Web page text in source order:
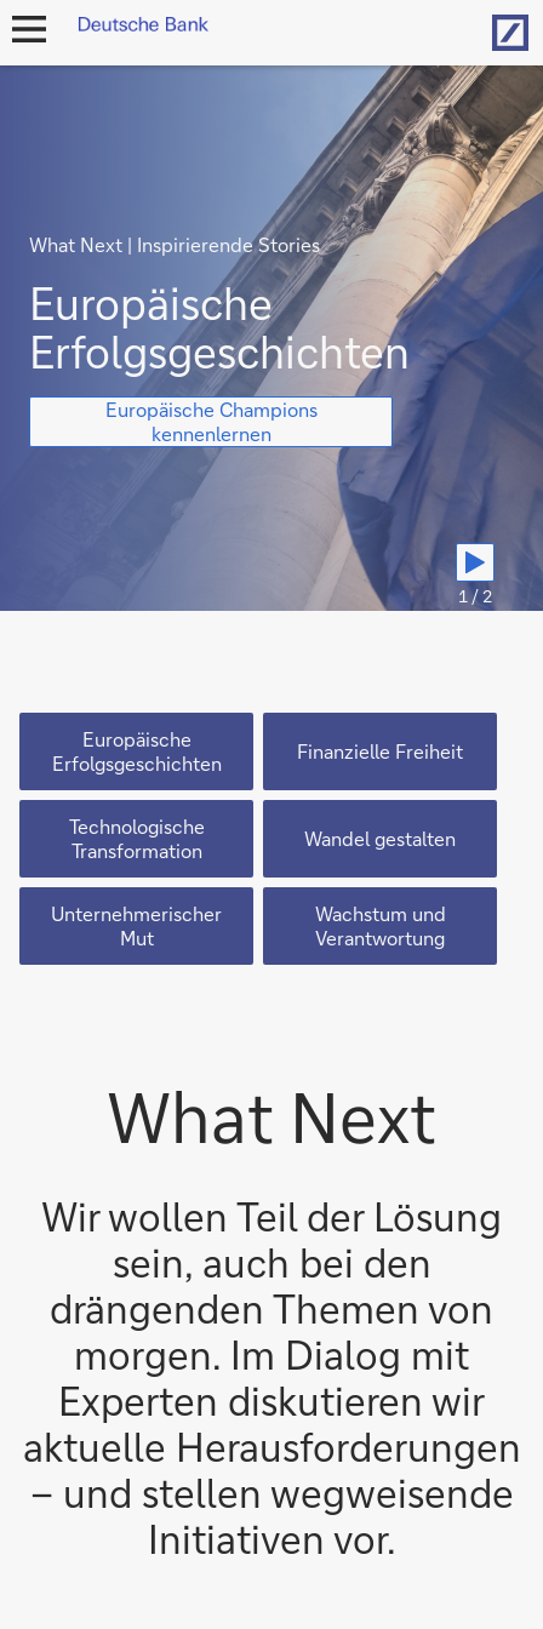
Navigation
What Next | Inspirierende Stories
Europäische
Erfolgsgeschichten
Europäische
Erfolgsgeschichten
Europäische Champions
kennenlernen
1 / 2
Europäische
Erfolgsgeschichten
Finanzielle Freiheit
Technologische
Transformation
Wandel gestalten
Unternehmerischer
Mut
Wachstum und
Verantwortung
What Next
Wir wollen Teil der Lösung
sein, auch bei den
drängenden Themen von
morgen. Im Dialog mit
Experten diskutieren wir
aktuelle Herausforderungen
– und stellen wegweisende
Initiativen vor.